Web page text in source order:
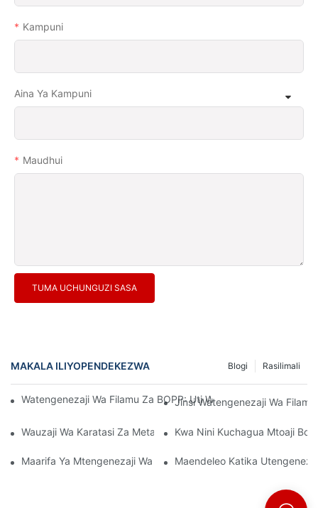
Kampuni
Aina Ya Kampuni
Maudhui
TUMA UCHUNGUZI SASA
MAKALA ILIYOPENDEKEZWA Rasilimali
Blogi
Watengenezaji Wa Filamu Za BOPP: Uti Wa Mgongo Wa
Jinsi Watengenezaji Wa
Wauzaji Wa Karatasi Za Metali: Ufunguo Wa Uzoefu Wa
Kwa Nini Kuchagua Mtoaji
Maarifa Ya Mtengenezaji Wa Filamu Wa BOPP: Kupitia Mitindo
Maendeleo Katika